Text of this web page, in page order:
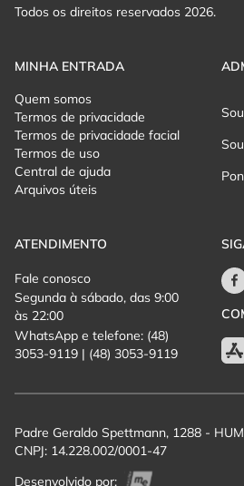
Todos os direitos reservados 2026.
MINHA ENTRADA
Quem somos
Termos de privacidade
Termos de privacidade facial
Termos de uso
Central de ajuda
Arquivos úteis
ATENDIMENTO
Fale conosco
Segunda à sábado, das 9:00
às 22:00
WhatsApp e telefone: (48)
3053-9119 | (48) 3053-9119
Desenvolvido por:
Padre Geraldo Spettmann, 1288 -
CNPJ: 14.228.002/0001-47